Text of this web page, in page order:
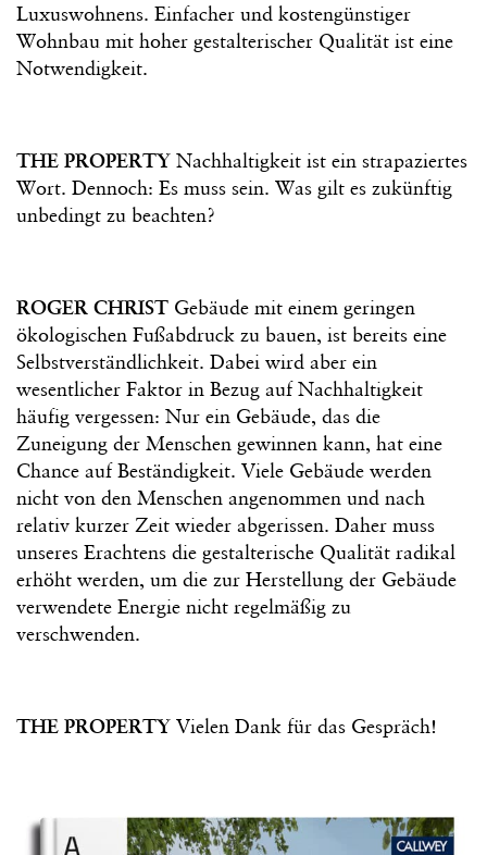
Luxuswohnens. Einfacher und kostengünstiger
Wohnbau mit hoher gestalterischer Qualität ist eine
Notwendigkeit.
THE PROPERTY Nachhaltigkeit ist ein strapaziertes
Wort. Dennoch: Es muss sein. Was gilt es zukünftig
unbedingt zu beachten?
ROGER CHRIST Gebäude mit einem geringen
ökologischen Fußabdruck zu bauen, ist bereits eine
Selbstverständlichkeit. Dabei wird aber ein
wesentlicher Faktor in Bezug auf Nachhaltigkeit
häufig vergessen: Nur ein Gebäude, das die
Zuneigung der Menschen gewinnen kann, hat eine
Chance auf Beständigkeit. Viele Gebäude werden
nicht von den Menschen angenommen und nach
relativ kurzer Zeit wieder abgerissen. Daher muss
unseres Erachtens die gestalterische Qualität radikal
erhöht werden, um die zur Herstellung der Gebäude
verwendete Energie nicht regelmäßig zu
verschwenden.
THE PROPERTY Vielen Dank für das Gespräch!